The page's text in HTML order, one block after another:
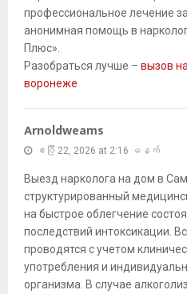
профессиональное лечение
анонимная помощь в
Плюс».
Разобраться лучше – вызов
воронеже
Arnoldweams
ဧပြီ 22, 2026 at 2:16 မနက်
Выезд нарколога на дом в
структурированный
на быстрое облегчение
последствий интоксикации.
проводятся с учетом
употребления и
организма. В случае